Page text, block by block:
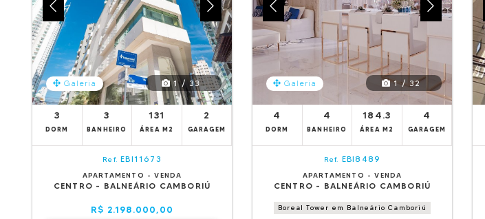
Galeria 1 / 33
3
DORM
3
BANHEIRO
131
ÁREA M2
2
GARAGEM
Ref. EBI11673
APARTAMENTO - VENDA
CENTRO - BALNEÁRIO CAMBORIÚ
R$ 2.198.000,00
Galeria 1 / 32
4
DORM
4
BANHEIRO
184.3
ÁREA M2
4
GARAGEM
Ref. EBI8489
APARTAMENTO - VENDA
CENTRO - BALNEÁRIO CAMBORIÚ
Boreal Tower em Balneário Camboriú